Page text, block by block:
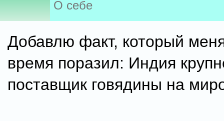
О себе
Добавлю факт, который
время поразил: Индия
поставщик говядины на